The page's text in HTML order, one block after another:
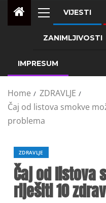
VIJESTI
ZANIMLJIVOSTI
IMPRESUM
Home
ZDRAVLJE
Čaj od listova smokve
problema
ZDRAVLJE
Čaj od listova
riješiti 10